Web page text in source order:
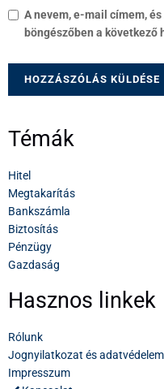
A nevem, e-mail címem,
böngészőben a következő
Témák
Hitel
Megtakarítás
Bankszámla
Biztosítás
Pénzügy
Gazdaság
Hasznos linkek
Rólunk
Jognyilatkozat és adatvédelem
Impresszum